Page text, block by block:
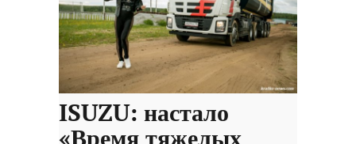
ISUZU: настало